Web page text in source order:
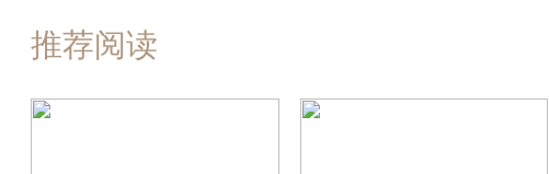
推荐阅读